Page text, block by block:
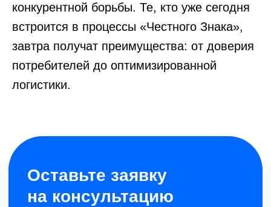
конкурентной борьбы. Те, кто уже сегодня
встроится в процессы «Честного Знака»,
завтра получат преимущества: от доверия
потребителей до оптимизированной
логистики.